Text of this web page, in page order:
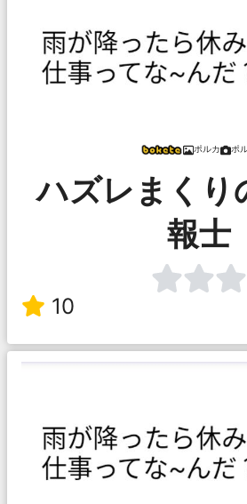
ポルカ ポ
ハズレまくり
報士
10